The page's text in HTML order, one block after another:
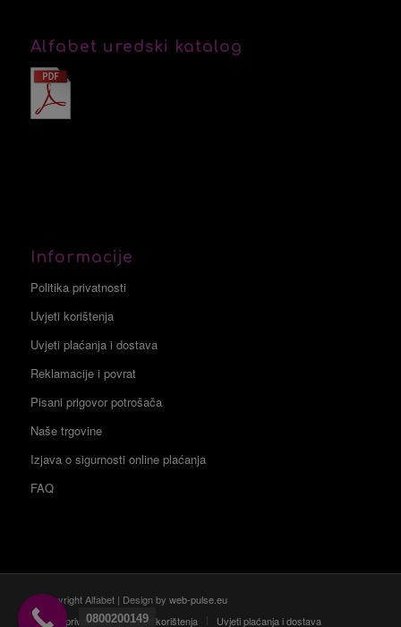
Alfabet uredski katalog
Informacije
Politika privatnosti
Uvjeti korištenja
Uvjeti plaćanja i dostava
Reklamacije i povrat
Pisani prigovor potrošača
Naše trgovine
Izjava o sigurnosti online plaćanja
FAQ
© Copyright Alfabet | Design by web-pulse.eu
Politika privatnosti
Uvjeti korištenja Uvjeti plaćanja i dostava
0800200149